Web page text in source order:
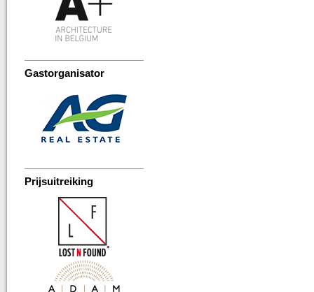
Gastorganisator
Prijsuitreiking